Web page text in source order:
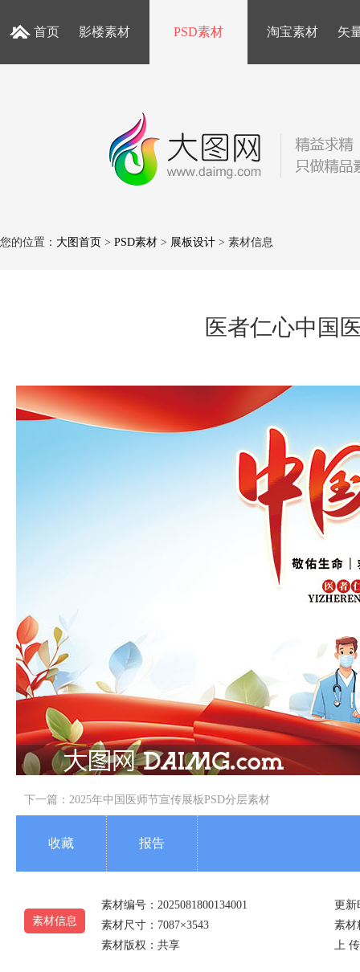
首页 影楼素材 PSD素材 淘宝素材 矢
您的位置： 大图首页 > PSD素材 > 展板设计 > 素材信息
医者仁心中国
下一篇： 2025年中国医师节宣传展板PSD分层素材
收藏 报告
素材信息
素材编号：2025081800134001
更新
素材尺寸：7087×3543
素材
素材版权：共享
上